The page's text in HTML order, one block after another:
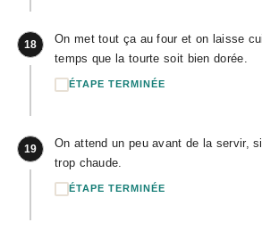
18
On met tout ça au four et on laisse
temps que la tourte soit bien dorée.
ÉTAPE TERMINÉE
19
On attend un peu avant de la servir,
trop chaude.
ÉTAPE TERMINÉE